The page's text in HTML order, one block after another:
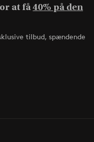
at få40% på den
tilbud, spændende